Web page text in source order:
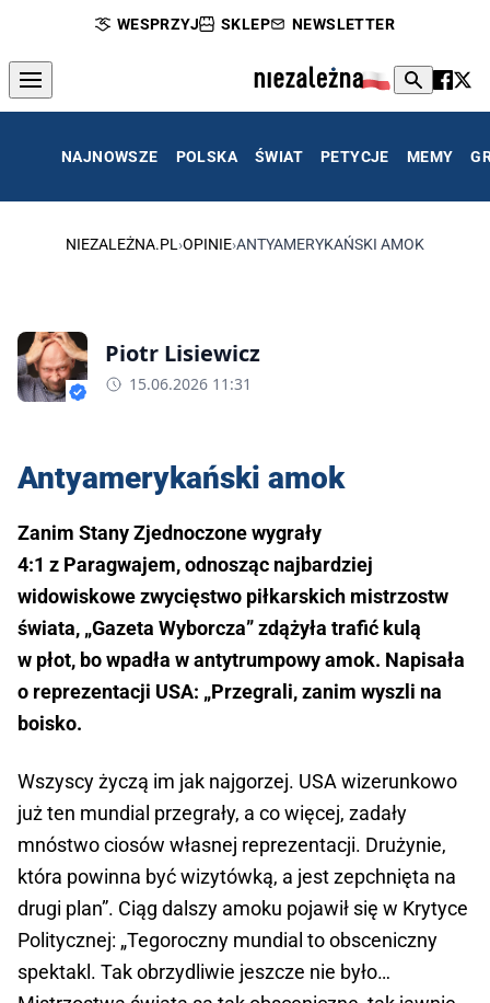
WESPRZYJ SKLEP NEWSLETTER
NAJNOWSZE POLSKA ŚWIAT PETYCJE MEMY
NIEZALEŻNA.PL ›OPINIE›ANTYAMERYKAŃSKI AMOK
Piotr Lisiewicz
15.06.2026 11:31
Antyamerykański amok
Zanim Stany Zjednoczone wygrały
4:1 z Paragwajem, odnosząc najbardziej
widowiskowe zwycięstwo piłkarskich mistrzostw
świata, „Gazeta Wyborcza” zdążyła trafić kulą
w płot, bo wpadła w antytrumpowy amok. Napisała
o reprezentacji USA: „Przegrali, zanim wyszli na
boisko.
Wszyscy życzą im jak najgorzej. USA wizerunkowo
już ten mundial przegrały, a co więcej, zadały
mnóstwo ciosów własnej reprezentacji. Drużynie,
która powinna być wizytówką, a jest zepchnięta na
drugi plan”. Ciąg dalszy amoku pojawił się w Krytyce
Politycznej: „Tegoroczny mundial to obsceniczny
spektakl. Tak obrzydliwie jeszcze nie było…